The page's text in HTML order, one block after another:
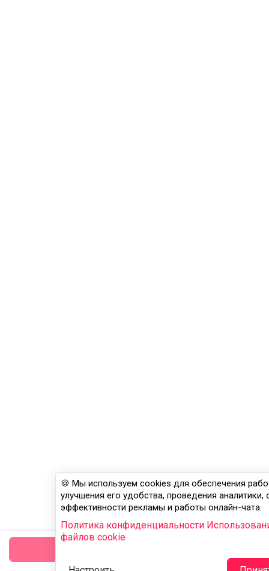
🍪 Мы используем cookies для обеспечения
улучшения его удобства, проведения аналитики,
эффективности рекламы и работы онлайн-чата.
Политика конфиденциальности
файлов cookie